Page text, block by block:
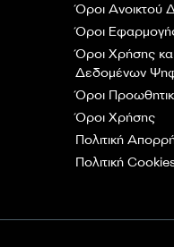
Όροι Ανοικτού
Όροι
Όροι Χρήσης
Δεδομένων
Όροι
Όροι Χρήσης
Πολιτική
Πολιτική